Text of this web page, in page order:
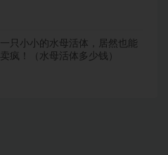
一只小小的水母活体，居然也能
卖疯！（水母活体多少钱）